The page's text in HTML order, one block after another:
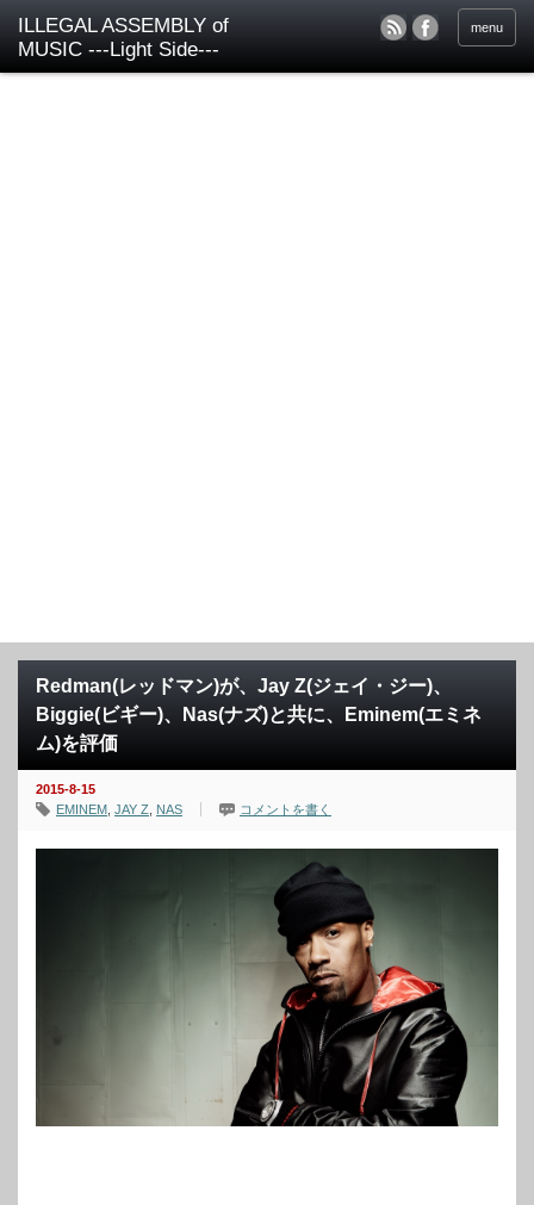
ILLEGAL ASSEMBLY of
MUSIC ---Light Side---
menu
Redman(レッドマン)が、Jay Z(ジェイ・ジー)、
Biggie(ビギー)、Nas(ナズ)と共に、Eminem(エミネ
ム)を評価
2015-8-15
EMINEM JAY Z NAS コメントを書く